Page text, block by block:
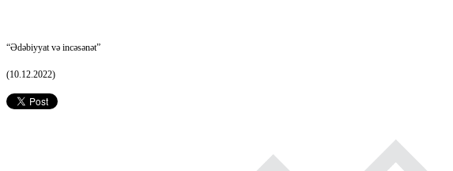
“Ədəbiyyat və incəsənət”
(10.12.2022)